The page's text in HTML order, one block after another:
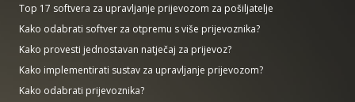
Top 17 softvera za upravljanje prijevozom za pošiljatelje
Kako odabrati softver za otpremu s više prijevoznika?
Kako provesti jednostavan natječaj za prijevoz?
Kako implementirati sustav za upravljanje prijevozom?
Kako odabrati prijevoznika?